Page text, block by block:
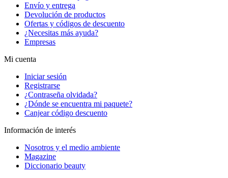
Envío y entrega
Devolución de productos
Ofertas y códigos de descuento
¿Necesitas más ayuda?
Empresas
Mi cuenta
Iniciar sesión
Registrarse
¿Contraseña olvidada?
¿Dónde se encuentra mi paquete?
Canjear código descuento
Información de interés
Nosotros y el medio ambiente
Magazine
Diccionario beauty